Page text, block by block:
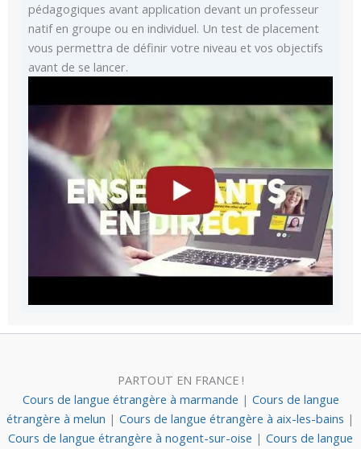
pédagogiques avant application devant un professeur
natif en groupe ou en individuel. Un test de placement
vous permettra de définir votre niveau et vos objectifs
avant de se lancer.
PARTOUT EN FRANCE !
Cours de langue étrangère à marmande | Cours de langue
étrangère à melun | Cours de langue étrangère à aix-les-bains |
Cours de langue étrangère à nogent-sur-oise | Cours de langue